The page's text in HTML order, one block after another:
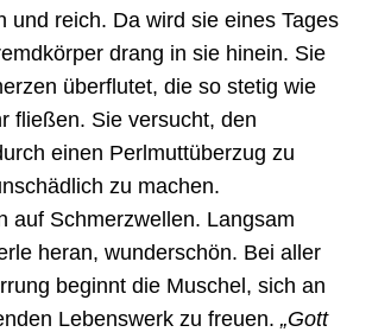
und reich. Da wird sie eines Tages
drang in sie hinein. Sie
überflutet, die so stetig wie
fließen. Sie versucht, den
einen Perlmuttüberzug zu
zu machen.
auf Schmerzwellen. Langsam
heran, wunderschön. Bei aller
beginnt die Muschel, sich an
Lebenswerk zu freuen. „Gott